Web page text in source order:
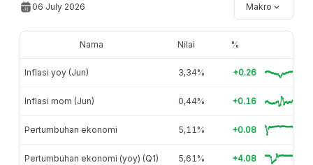
06 July 2026 Makro
Nama Nilai %
Inflasi yoy (Jun) 3,34% +0.26
Inflasi mom (Jun) 0,44% +0.16
Pertumbuhan ekonomi 5,11% +0.08
Pertumbuhan ekonomi (yoy) (Q1) 5,61% +4.08